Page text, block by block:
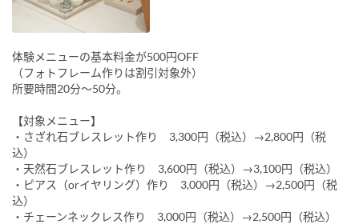
体験メニューの基本料金が500円OFF
（フォトフレーム作りは割引対象外）
所要時間20分〜50分。
【対象メニュー】
・さざれ石ブレスレット作り 3,300円（税込）→2,800円（税
込）
・天然石ブレスレット作り 3,600円（税込）→3,100円（税込）
・ピアス（orイヤリング）作り 3,000円（税込）→2,500円（税
込）
・チェーンネックレス作り 3,000円（税込）→2,500円（税込）